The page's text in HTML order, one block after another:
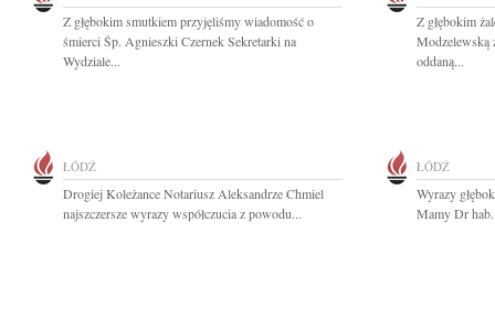
Z głębokim smutkiem przyjęliśmy wiadomość o
śmierci Śp. Agnieszki Czernek Sekretarki na
Wydziale...
Z głębokim
Modzelewską
oddaną...
ŁÓDŹ
Drogiej Koleżance Notariusz Aleksandrze Chmiel
najszczersze wyrazy współczucia z powodu...
ŁÓDŹ
Wyrazy
Mamy Dr